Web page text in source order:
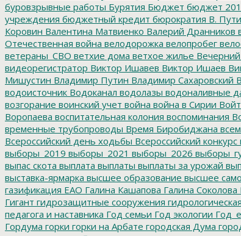
буровзрывные работы Бурятия Бюджет бюджет
учреждения бюджетный кредит бюрократия В.
Коровин Валентина Матвиенко Валерий Дранников
Отечественная война велодорожка велопробег
ветераны_СВО ветхие дома ветхое жилье
видеорегистратор Виктор Ишавев Виктор Ишаев
Мишустин Владимир Путин Владимир Сахаровский
водоисточник Водоканал водолазы водоналивные
возгорание воинский учет война война в Сирии
Воропаева воспитательная колония воспоминания
временные трубопроводы Время Биробиджана
Всероссийский день ходьбы Всероссийский конкурс
выборы_2019 выборы_2021 выборы_2026
выпас скота выплата выплаты выплаты за урожай
выставка-ярмарка высшее образование высшее
газификация ЕАО Галина Кашапова Галина Соколова
Гигант гидрозащитные сооружения
педагога и наставника Год семьи Год экологии
Гордума горки горки на Арбате городская Дума